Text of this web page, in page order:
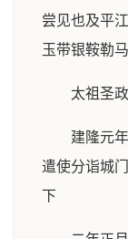
尝见也及平
玉带银鞍勒
太祖圣政
建隆元
遣使分诣城
下